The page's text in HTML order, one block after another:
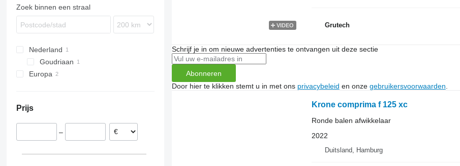
Zoek binnen een straal
Nederland
Goudriaan
Europa
Prijs
–
VIDEO Grutech
Schrijf je in om nieuwe advertenties te ontvangen uit deze sectie
Abonneren
Door hier te klikken stemt u in met ons privacybeleid en onze gebruikersvoorwaarden
Krone comprima f 125 xc
Ronde balen afwikkelaar
2022
Duitsland, Hamburg